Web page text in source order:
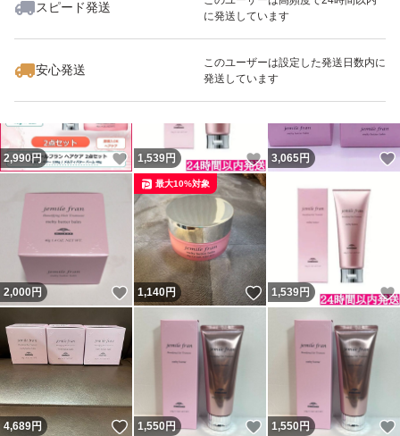
スピード発送
に発送しています
安心発送
このユーザーは設定した発送日数内に
発送しています
いいね！
1,619
2,990円 いいね！
1,539円 いいね！
3,065円
2,000円 いいね！
1,140円 いいね！
最大10%対象
1,539円
4,689円 いいね！
1,550円 いいね！
1,550円